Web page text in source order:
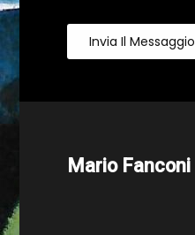
Invia Il Messaggio
Mario Fanconi